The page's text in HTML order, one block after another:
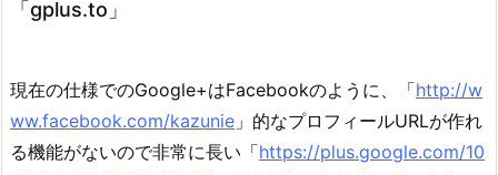
「gplus.to」
現在の仕様でのGoogle+はFacebookのように、「http://w
ww.facebook.com/kazunie 」的なプロフィールURLが作れ
る機能がないので非常に長い「https://plus.google.com/10